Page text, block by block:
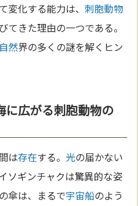
変化する能力は、刺胞動物
てきた理由の一つである。
自然界の多くの謎を解くヒン
に広がる刺胞動物の
は存在する。 光の届かない
ソギンチャクは驚異的な姿
傘は、まるで宇宙船のよう